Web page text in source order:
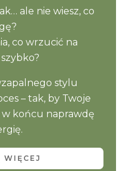
ale nie wiesz, co
co wrzucić na
stylu
– tak, by Twoje
w końcu naprawdę
WIĘCEJ